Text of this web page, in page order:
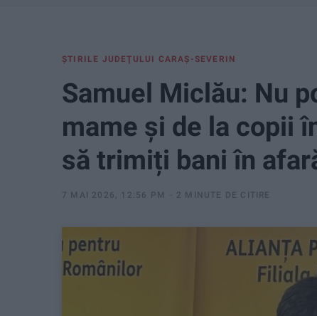
ŞTIRILE JUDEŢULUI CARAŞ-SEVERIN
Samuel Miclău: Nu
mame și de la copii
să trimiți bani în
7 MAI 2026, 12:56 PM 2 MINUTE DE CITIRE